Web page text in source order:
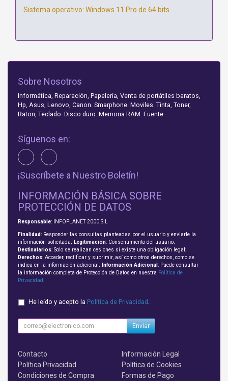
Sistema operativo: Windows 11 Pro de 64 bits
Sobre Nosotros
Informática, Reparación, Papelería, Venta de portátiles baratos,
Hp, Asus, Lenovo, Canon. Smarphone. Moviles. Tinta, Toner,
Raton, Teclado. Disco duro. Memoria RAM. Fuente.
Síguenos en:
¡Suscríbete a Nuestro Boletín!
INFORMACIÓN BÁSICA SOBRE
PROTECCIÓN DE DATOS
Responsable: INFOPLANET 2000 S.L
Finalidad: Responder las consultas planteadas por el usuario y enviarle la
información solicitada; Legitimación: Consentimiento del usuario;
Destinatarios: Solo se realizan cesiones si existe una obligación legal;
Derechos: Acceder, rectificar y suprimir, así como otros derechos, como se
indica en la información adicional;
Información Adicional : Puede consultar
la información completa de Protección de Datos en nuestra Política de
Privacidad
He leído y acepto la Política de Privacidad
Enviar
Contacto
Información Legal
Política Privacidad
Política de Cookies
Condiciones de Compra
Formas de Pago